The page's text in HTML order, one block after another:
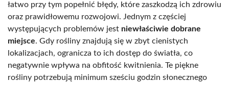
łatwo przy tym popełnić błędy, które zaszkodzą ich zdrowiu
oraz prawidłowemu rozwojowi. Jednym z częściej
występujących problemów jest niewłaściwie dobrane
miejsce. Gdy rośliny znajdują się w zbyt cienistych
lokalizacjach, ogranicza to ich dostęp do światła, co
negatywnie wpływa na obfitość kwitnienia. Te piękne
rośliny potrzebują minimum sześciu godzin słonecznego